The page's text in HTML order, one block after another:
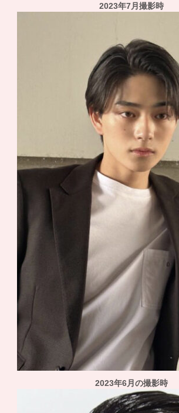
2023年7月撮影時
2023年6月の撮影時